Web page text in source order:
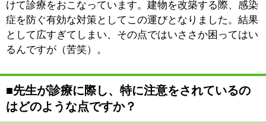
というのが普通になっていて、そうした影響もあるかと
思います。
それから、一番の原因と思われるのが、朝の時間が足り
ないということです。起きてから出掛けるまでの時間が
圧倒的に不足している子が便秘に陥りやすいということ
お母さんの立場からすれば、忙しい時間帯に、手間の掛
かる子供は寝ててくれた方がありがたいというのも理解
出来ます。ただ、習慣というものは慣れてしまえば、そ
れが普通になるものです。子供の健康を第一に考えて、